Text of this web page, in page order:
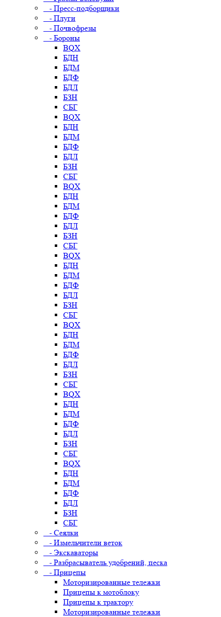
- Пресс-подборщики
- Плуги
- Почвофрезы
- Бороны
BQX
БДН
БДМ
БДФ
БДЛ
БЗН
СБГ
BQX
БДН
БДМ
БДФ
БДЛ
БЗН
СБГ
BQX
БДН
БДМ
БДФ
БДЛ
БЗН
СБГ
BQX
БДН
БДМ
БДФ
БДЛ
БЗН
СБГ
BQX
БДН
БДМ
БДФ
БДЛ
БЗН
СБГ
BQX
БДН
БДМ
БДФ
БДЛ
БЗН
СБГ
BQX
БДН
БДМ
БДФ
БДЛ
БЗН
СБГ
- Сеялки
- Измельчители веток
- Экскаваторы
- Разбрасыватель удобрений, песка
- Прицепы
Моторизированные тележки
Прицепы к мотоблоку
Прицепы к трактору
Моторизированные тележки